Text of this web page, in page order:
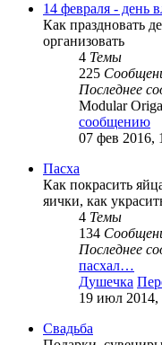
14 февраля - день
Как праздновать
организовать
4 Темы
225
Последнее
Modular
сообщению
07 фев 2016,
Пасха
Как покрасить
яички, как
4 Темы
134
Последнее
пасхал…
Душечка
19 июл 2014,
Свадьба